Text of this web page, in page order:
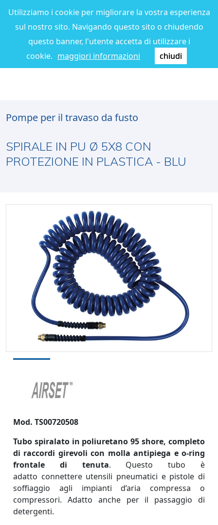
Utilizziamo i cookie per migliorare la vostra esperienza
sul nostro sito. Navigando questo sito o chiudendo
questo banner, l'utente accetta di utilizzare i
cookie. maggiori informazioni chiudi
Pompe per il travaso da fusto
SPIRALE IN PU Ø 5X8 CON
PROTEZIONE IN PLASTICA - BLU
Mod. TS00720508
Tubo spiralato in poliuretano 95 shore, completo
di raccordi girevoli con molla antipiega e o-ring
frontale di tenuta. Questo tubo è
adatto connettere utensili pneumatici e pistole di
soffiaggio agli impianti d’aria compressa o
compressori. Adatto anche per il passaggio di
detergenti.